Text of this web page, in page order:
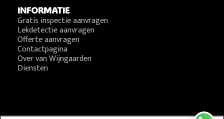
INFORMATIE
Gratis inspectie aanvragen
Lekdetectie aanvragen
Offerte aanvragen
Contactpagina
Over van Wijngaarden
Diensten